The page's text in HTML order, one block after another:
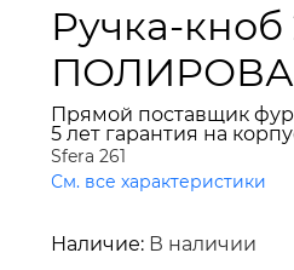
Ручка-кноб
Прямой поставщик
5 лет гарантия на
Sfera 261
См. все характеристики
Наличие: В наличии